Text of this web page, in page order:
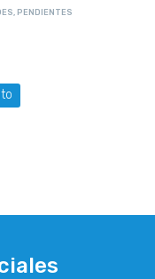
, PENDIENTES